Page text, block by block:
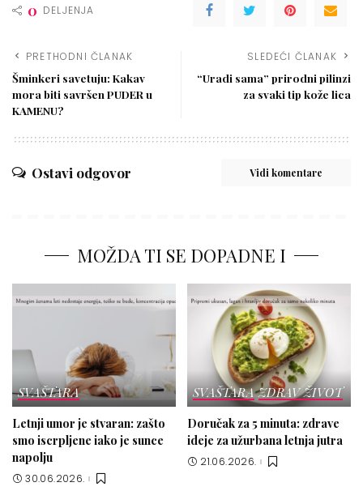
0 DELJENJA
PRETHODNI ČLANAK
Šminkeri savetuju: Kakav
mora biti savršen PUDER u
KAMENU?
SLEDEĆI ČLANAK
“Uradi sama” prirodni pilinzi
za svaki tip kože lica
Ostavi odgovor Vidi komentare
MOŽDA TI SE DOPADNE I
SVAŠTARA
Letnji umor je stvaran: zašto
smo iscrpljene iako je sunce
napolju
30.06.2026.
SVAŠTARA ZDRAV ŽIVOT
Doručak za 5 minuta: zdrave
ideje za užurbana letnja jutra
21.06.2026.